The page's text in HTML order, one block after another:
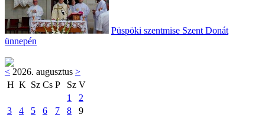
Püspöki szentmise Szent Donát
ünnepén
< 2026. augusztus >
H K Sz Cs P Sz V
1
2
3
4 5 6 7 8
9